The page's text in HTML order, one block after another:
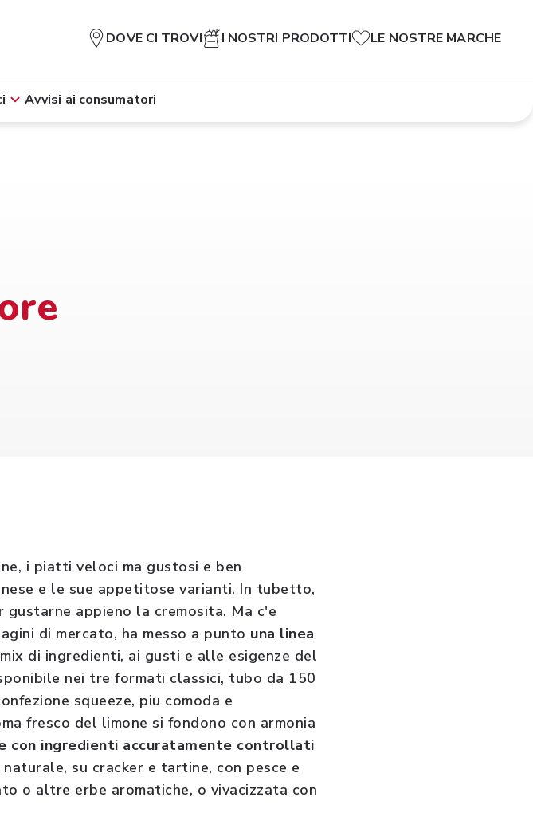
DOVE CI TROVI I NOSTRI PRODOTTI LE NOSTRE MARCHE
Avvisi ai consumatori
i piatti veloci ma gustosi e ben
e le sue appetitose varianti. In tubetto,
appieno la cremosita. Ma c'e
di mercato, ha messo a punto una linea
di ingredienti, ai gusti e alle esigenze del
nei tre formati classici, tubo da 150
squeeze, piu comoda e
fresco del limone si fondono con armonia
con ingredienti accuratamente controllati
su cracker e tartine, con pesce e
o altre erbe aromatiche, o vivacizzata con